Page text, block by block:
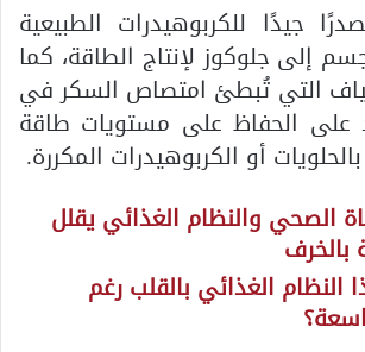
جيدًا للكربوهيدرات الطبيعية
إلى جلوكوز لإنتاج الطاقة، كما
التي تُبطئ امتصاص السكر في
على الحفاظ على مستويات طاقة
أو الكربوهيدرات المكررة.
الصحي والنظام الغذائي يقلل
بالخرف
الغذائي بالقلب رغم